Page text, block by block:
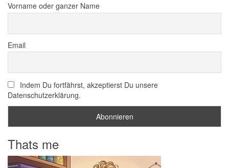
Vorname oder ganzer Name
Email
Indem Du fortfährst, akzeptierst Du unsere
Datenschutzerklärung.
Thats me